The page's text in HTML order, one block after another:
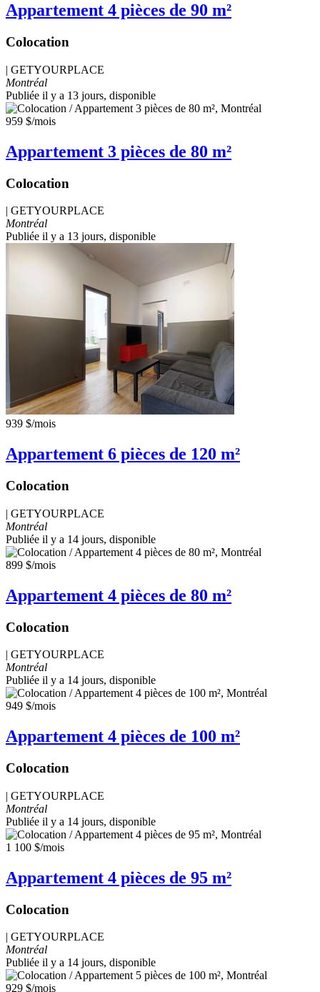
Appartement 4 pièces de 90 m²
Colocation
| GETYOURPLACE
Montréal
Publiée il y a 13 jours, disponible
959 $/mois
Appartement 3 pièces de 80 m²
Colocation
| GETYOURPLACE
Montréal
Publiée il y a 13 jours, disponible
939 $/mois
Appartement 6 pièces de 120 m²
Colocation
| GETYOURPLACE
Montréal
Publiée il y a 14 jours, disponible
899 $/mois
Appartement 4 pièces de 80 m²
Colocation
| GETYOURPLACE
Montréal
Publiée il y a 14 jours, disponible
949 $/mois
Appartement 4 pièces de 100 m²
Colocation
| GETYOURPLACE
Montréal
Publiée il y a 14 jours, disponible
1 100 $/mois
Appartement 4 pièces de 95 m²
Colocation
| GETYOURPLACE
Montréal
Publiée il y a 14 jours, disponible
929 $/mois